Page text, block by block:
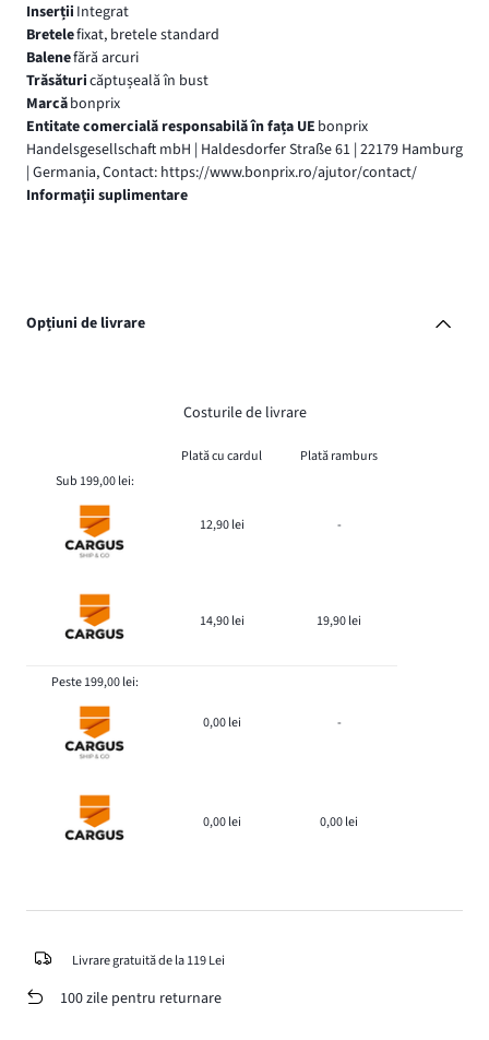
Inserții Integrat
Bretelefixat, bretele standard
Balenefără arcuri
Trăsăturicăptușeală în bust
Marcăbonprix
Entitate comercială responsabilă în fața UE bonprix
Handelsgesellschaft mbH | Haldesdorfer Straße 61 | 22179 Hamburg
| Germania, Contact: https://www.bonprix.ro/ajutor/contact/
Informaţii suplimentare
Opțiuni de livrare
Costurile de livrare
Plată cu cardul
Plată ramburs
Sub 199,00 lei:
12,90 lei -
14,90 lei 19,90 lei
Peste 199,00 lei:
0,00 lei -
0,00 lei 0,00 lei
Livrare gratuită de la 119 Lei
100 zile pentru returnare